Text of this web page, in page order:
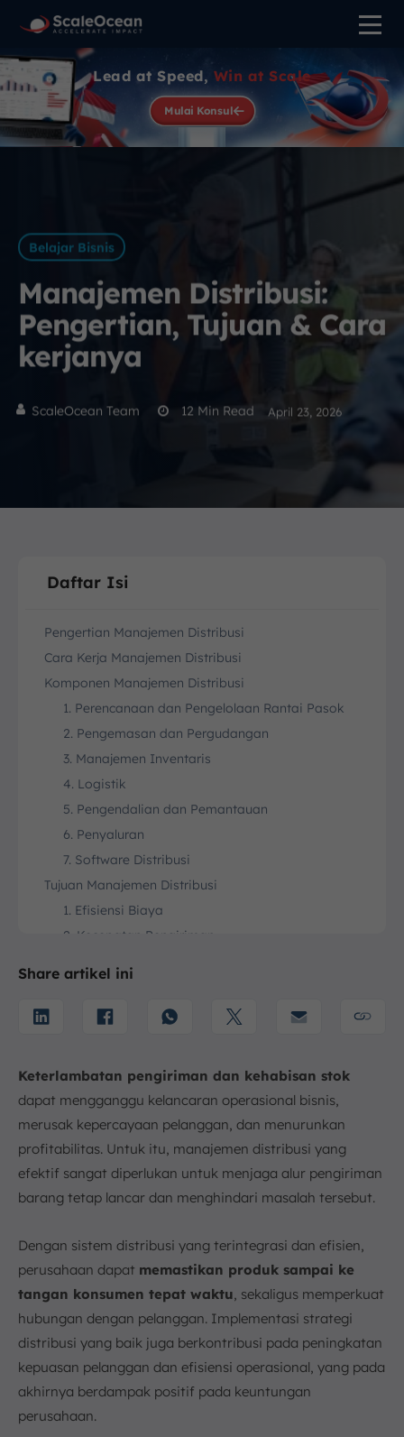
Lead at Speed, Win at Scale
Mulai Konsul
Belajar Bisnis
Manajemen Distribusi:
Pengertian, Tujuan & Cara
kerjanya
ScaleOcean Team 12 Min Read April 23, 2026
Daftar Isi
Pengertian Manajemen Distribusi
Cara Kerja Manajemen Distribusi
Komponen Manajemen Distribusi
1. Perencanaan dan Pengelolaan Rantai Pasok
2. Pengemasan dan Pergudangan
3. Manajemen Inventaris
4. Logistik
5. Pengendalian dan Pemantauan
6. Penyaluran
7. Software Distribusi
Tujuan Manajemen Distribusi
1. Efisiensi Biaya
2. Kecepatan Pengiriman
Tahapan Manajemen Distribusi
3. Pengemasan
4. Pengiriman
5. Monitoring dan Evaluasi
2. Biaya Logistik yang Tinggi
3. Pengelolaan Persediaan yang Buruk
4. Perubahan Permintaan Pasar
Langkah dan Cara Optimalkan Manajemen Distribusi
1. Analisis dan Perencanaan Rute
2. Optimalisasi Persediaan
3. Membangun Hubungan Baik dengan Produsen
4. Implementasi Software Distribusi Terbaik
Share artikel ini
Keterlambatan pengiriman dan kehabisan stok
dapat mengganggu kelancaran operasional bisnis,
merusak kepercayaan pelanggan, dan menurunkan
profitabilitas. Untuk itu, manajemen distribusi yang
efektif sangat diperlukan untuk menjaga alur pengiriman
barang tetap lancar dan menghindari masalah tersebut.
Dengan sistem distribusi yang terintegrasi dan efisien,
perusahaan dapat memastikan produk sampai ke
tangan konsumen tepat waktu, sekaligus memperkuat
hubungan dengan pelanggan. Implementasi strategi
distribusi yang baik juga berkontribusi pada peningkatan
kepuasan pelanggan dan efisiensi operasional, yang pada
akhirnya berdampak positif pada keuntungan
perusahaan.